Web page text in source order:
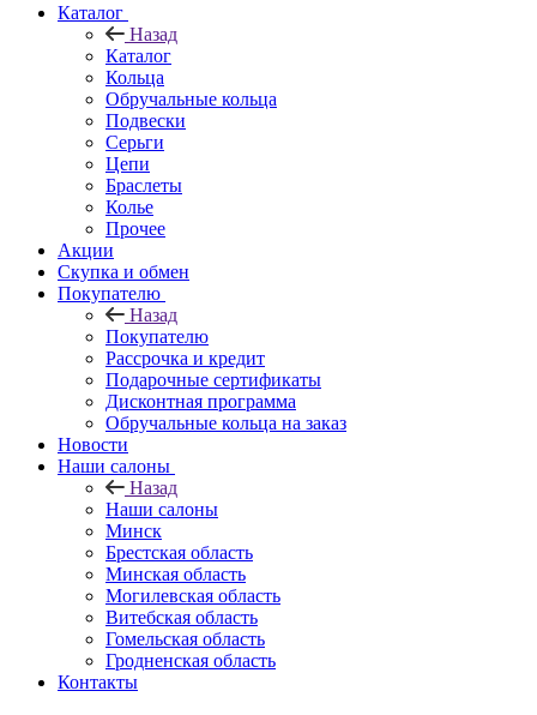
Каталог
Назад
Каталог
Кольца
Обручальные кольца
Подвески
Серьги
Цепи
Браслеты
Колье
Прочее
Акции
Скупка и обмен
Покупателю
Назад
Покупателю
Рассрочка и кредит
Подарочные сертификаты
Дисконтная программа
Обручальные кольца на заказ
Новости
Наши салоны
Назад
Наши салоны
Минск
Брестская область
Минская область
Могилевская область
Витебская область
Гомельская область
Гродненская область
Контакты